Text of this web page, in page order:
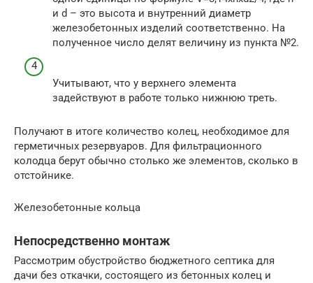
и d – это высота и внутренний диаметр
железобетонных изделий соответственно. На
полученное число делят величину из пункта №2.
Учитывают, что у верхнего элемента
задействуют в работе только нижнюю треть.
Получают в итоге количество колец, необходимое для
герметичных резервуаров. Для фильтрационного
колодца берут обычно столько же элементов, сколько в
отстойнике.
Железобетонные кольца
Непосредственно монтаж
Рассмотрим обустройство бюджетного септика для
дачи без откачки, состоящего из бетонных колец и